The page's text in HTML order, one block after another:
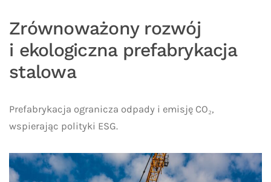
Zrównoważony rozwój
i ekologiczna prefabrykacja
stalowa
Prefabrykacja ogranicza odpady i emisję CO₂,
wspierając polityki ESG.